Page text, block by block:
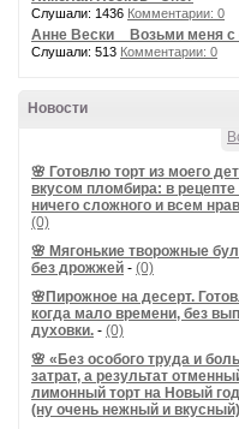
Слушали: 1436 Комментарии: 0
Анне Вески _ Возьми меня с
Слушали: 513 Комментарии: 0
Новости
🌸 Готовлю торт из моего
вкусом пломбира: в рецепте
ничего сложного и всем
(0)
🌸 Мягонькие творожные
без дрожжей - (0)
🌸Пирожное на десерт.
когда мало времени, без
духовки. - (0)
🌸 «Без особого труда и
затрат, а результат
лимонный торт на Новый
(ну очень нежный и вкусный)